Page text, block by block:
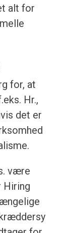
alt for
for, at
Hr.,
det er
være
Hiring